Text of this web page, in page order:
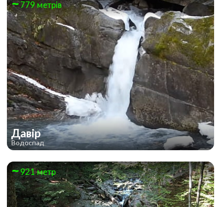
779 метрів
Давір
Водоспад
921 метр